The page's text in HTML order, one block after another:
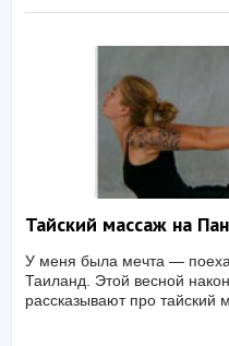
Тайский массаж на
У меня была мечта —
Таиланд. Этой весной
рассказывают про тайский